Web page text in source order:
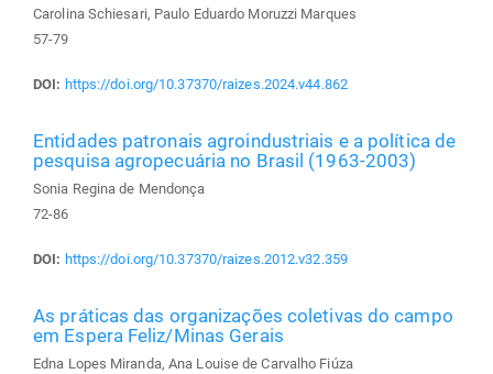
Carolina Schiesari, Paulo Eduardo Moruzzi Marques
57-79
DOI: https://doi.org/10.37370/raizes.2024.v44.862
Entidades patronais agroindustriais e a política de
pesquisa agropecuária no Brasil (1963-2003)
Sonia Regina de Mendonça
72-86
DOI: https://doi.org/10.37370/raizes.2012.v32.359
As práticas das organizações coletivas do campo
em Espera Feliz/Minas Gerais
Edna Lopes Miranda, Ana Louise de Carvalho Fiúza